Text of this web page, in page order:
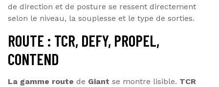
de direction et de posture se ressent directement
selon le niveau, la souplesse et le type de sorties.
ROUTE : TCR, DEFY, PROPEL,
CONTEND
La gamme route de Giant se montre lisible. TCR